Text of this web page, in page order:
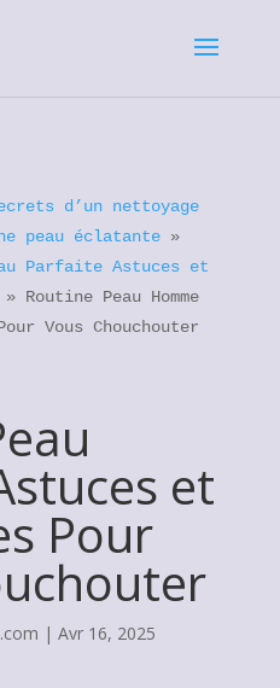
d’un nettoyage
peau éclatante»
Parfaite Astuces et
» Routine Peau Homme
Vous Chouchouter
et
Pour
| Avr 16, 2025